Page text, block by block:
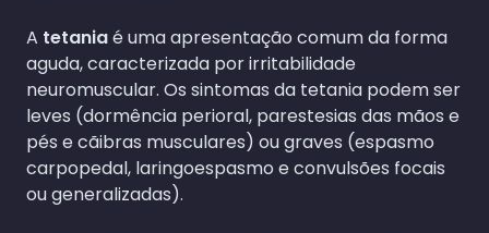
A tetaniaé uma apresentação comum da forma
aguda, caracterizada por irritabilidade
neuromuscular. Os sintomas da tetania podem ser
leves (dormência perioral, parestesias das mãos e
pés e cãibras musculares) ou graves (espasmo
carpopedal, laringoespasmo e convulsões focais
ou generalizadas).